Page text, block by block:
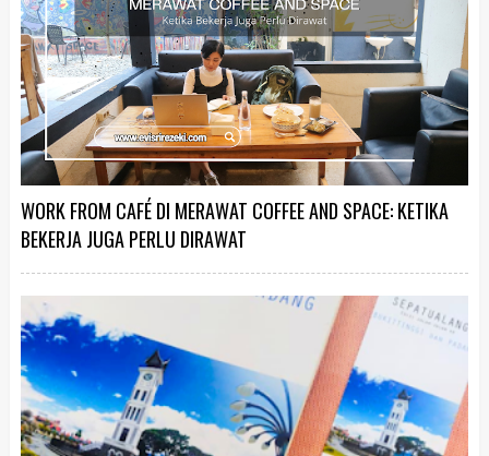
WORK FROM CAFÉ DI MERAWAT COFFEE AND SPACE: KETIKA
BEKERJA JUGA PERLU DIRAWAT